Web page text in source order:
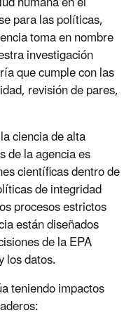
para las políticas,
toma en nombre
investigación
que cumple con las
revisión de pares,
ciencia de alta
de la agencia es
científicas dentro de
de integridad
procesos estrictos
están diseñados
de la EPA
los datos.
teniendo impactos